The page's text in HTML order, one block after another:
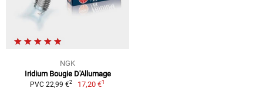
NGK
Iridium Bougie D'Allumage
PVC 22,99 €2 17,20 €1